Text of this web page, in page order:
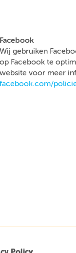
Facebook
Wij gebruiken
op Facebook te
website voor meer
facebook.com/